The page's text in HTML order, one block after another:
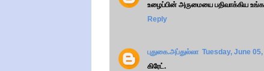
உழைப்பின் அருமையை பதிவாக்கிய
Reply
புதுகை.அப்துல்லா Tuesday, June
கிரேட்.